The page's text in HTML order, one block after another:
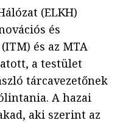
(ELKH)
és
és az MTA
a testület
tárcavezetőnek
A hazai
aki szerint az